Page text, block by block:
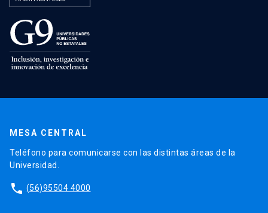
MESA CENTRAL
Teléfono para comunicarse con las distintas áreas de la
Universidad.
phone (56)95504 4000